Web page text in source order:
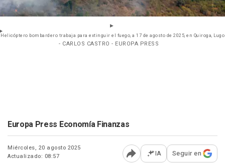
Helicóptero bombardero trabaja para extinguir el fuego, a 17 de agosto de 2025, en Quiroga, Lugo
- CARLOS CASTRO - EUROPA PRESS
Europa Press Economía Finanzas
Miércoles, 20 agosto 2025
Actualizado: 08:57
Abrir opciones para
IA Seguir en